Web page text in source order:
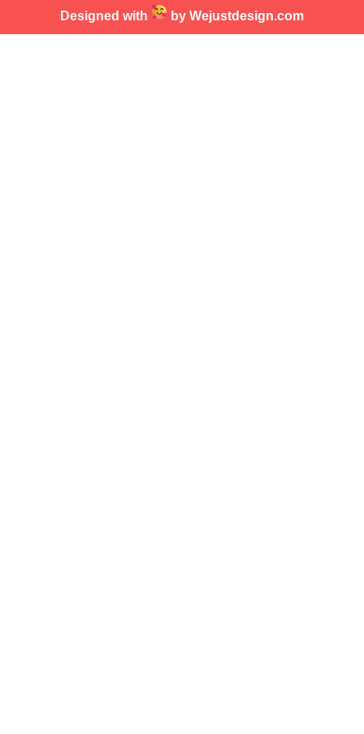
Designed with by Wejustdesign.com